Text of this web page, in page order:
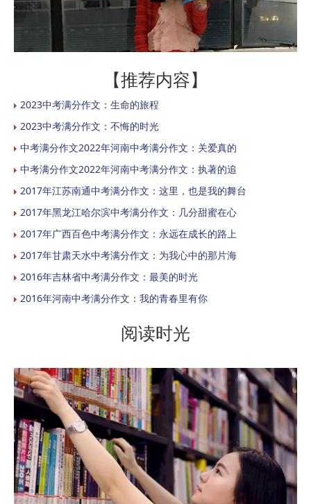
【推荐内容】
2023中考满分作文：生命的旅程
2023中考满分作文：不悔的时光
中考满分作文2022年河南中考满分作文：关爱真的
中考满分作文2022年河南中考满分作文：执著的追
2017年江苏南通中考满分作文：这里，也是我的舞台
2017年黑龙江哈尔滨中考满分作文：几分甜蜜在心
2017年广西百色中考满分作文：永远在成长的路上
2017年甘肃天水中考满分作文：为我心中的那片海
2016年吉林省中考满分作文：最美的时光
2016年河南中考满分作文：我的青春里有你
阅读时光